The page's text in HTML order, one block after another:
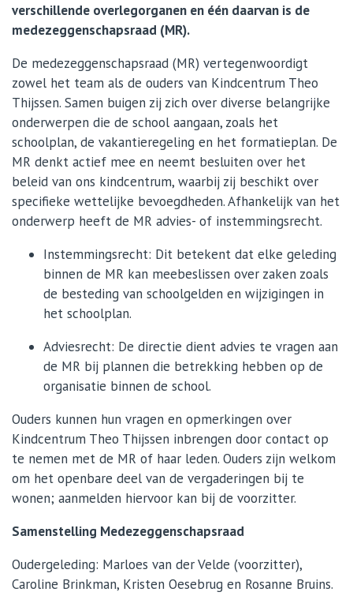
verschillende overlegorganen en één daarvan is de
medezeggenschapsraad (MR).
De medezeggenschapsraad (MR) vertegenwoordigt
zowel het team als de ouders van Kindcentrum Theo
Thijssen. Samen buigen zij zich over diverse belangrijke
onderwerpen die de school aangaan, zoals het
schoolplan, de vakantieregeling en het formatieplan. De
MR denkt actief mee en neemt besluiten over het
beleid van ons kindcentrum, waarbij zij beschikt over
specifieke wettelijke bevoegdheden. Afhankelijk van het
onderwerp heeft de MR advies- of instemmingsrecht.
Instemmingsrecht: Dit betekent dat elke geleding
binnen de MR kan meebeslissen over zaken zoals
de besteding van schoolgelden en wijzigingen in
het schoolplan.
Adviesrecht: De directie dient advies te vragen aan
de MR bij plannen die betrekking hebben op de
organisatie binnen de school.
Ouders kunnen hun vragen en opmerkingen over
Kindcentrum Theo Thijssen inbrengen door contact op
te nemen met de MR of haar leden. Ouders zijn welkom
om het openbare deel van de vergaderingen bij te
wonen; aanmelden hiervoor kan bij de voorzitter.
Samenstelling Medezeggenschapsraad
Oudergeleding: Marloes van der Velde (voorzitter),
Caroline Brinkman, Kristen Oesebrug en Rosanne Bruins.